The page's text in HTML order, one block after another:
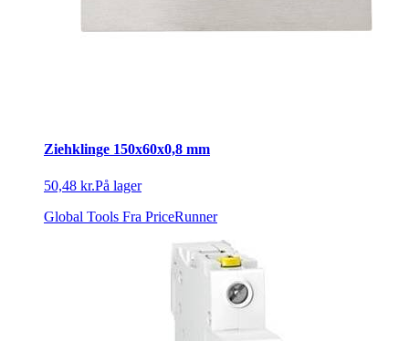
Ziehklinge 150x60x0,8 mm
50,48 kr.På lager
Global Tools Fra PriceRunner